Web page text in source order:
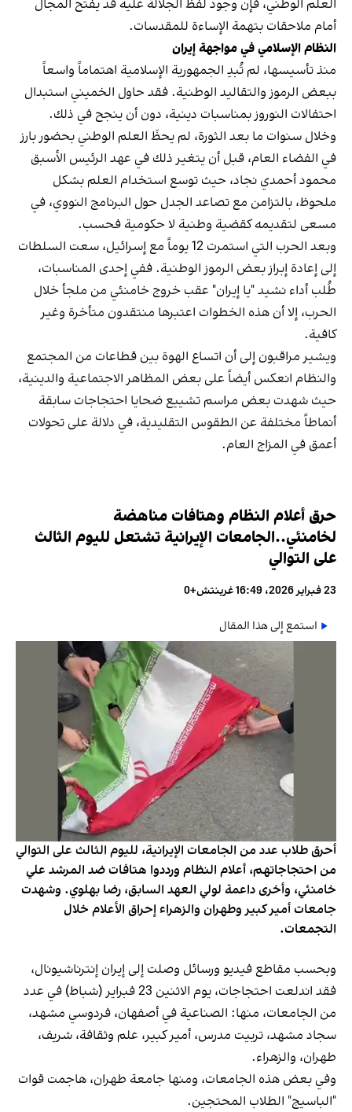
العلم الوطني، فإن وجود لفظ الجلالة عليه قد يفتح المجال
أمام ملاحقات بتهمة الإساءة للمقدسات.
النظام الإسلامي في مواجهة إيران
منذ تأسيسها، لم تُبدِ الجمهورية الإسلامية اهتماماً واسعاً
ببعض الرموز والتقاليد الوطنية. فقد حاول الخميني استبدال
احتفالات النوروز بمناسبات دينية، دون أن ينجح في ذلك.
وخلال سنوات ما بعد الثورة، لم يحظَ العلم الوطني بحضور بارز
في الفضاء العام، قبل أن يتغير ذلك في عهد الرئيس الأسبق
محمود أحمدي‌ نجاد، حيث توسع استخدام العلم بشكل
ملحوظ، بالتزامن مع تصاعد الجدل حول البرنامج النووي، في
مسعى لتقديمه كقضية وطنية لا حكومية فحسب.
وبعد الحرب التي استمرت 12 يوماً مع إسرائيل، سعت السلطات
إلى إعادة إبراز بعض الرموز الوطنية. ففي إحدى المناسبات،
طُلب أداء نشيد "يا إيران" عقب خروج خامنئي من ملجأ خلال
الحرب، إلا أن هذه الخطوات اعتبرها منتقدون متأخرة وغير
كافية.
ويشير مراقبون إلى أن اتساع الهوة بين قطاعات من المجتمع
والنظام انعكس أيضاً على بعض المظاهر الاجتماعية والدينية،
حيث شهدت بعض مراسم تشييع ضحايا احتجاجات سابقة
أنماطاً مختلفة عن الطقوس التقليدية، في دلالة على تحولات
أعمق في المزاج العام.
حرق أعلام النظام وهتافات مناهضة
لخامنئي..الجامعات الإيرانية تشتعل لليوم الثالث
على التوالي
23 فبراير 2026، 16:49 غرينتش+0
استمع إلى هذا المقال
أحرق طلاب عدد من الجامعات الإيرانية، لليوم الثالث على التوالي
من احتجاجاتهم، أعلام النظام ورددوا هتافات ضد المرشد علي
خامنئي، وأخرى داعمة لولي العهد السابق، رضا بهلوي. وشهدت
جامعات أمير كبير وطهران والزهراء إحراق الأعلام خلال
التجمعات.
وبحسب مقاطع فيديو ورسائل وصلت إلى إيران إنترناشيونال،
فقد اندلعت احتجاجات، يوم الاثنين 23 فبراير (شباط) في عدد
من الجامعات، منها: الصناعية في أصفهان، فردوسي مشهد،
سجاد مشهد، تربيت مدرس، أمير كبير، علم وثقافة، شريف،
طهران، والزهراء.
وفي بعض هذه الجامعات، ومنها جامعة طهران، هاجمت قوات
"الباسيج" الطلاب المحتجين.